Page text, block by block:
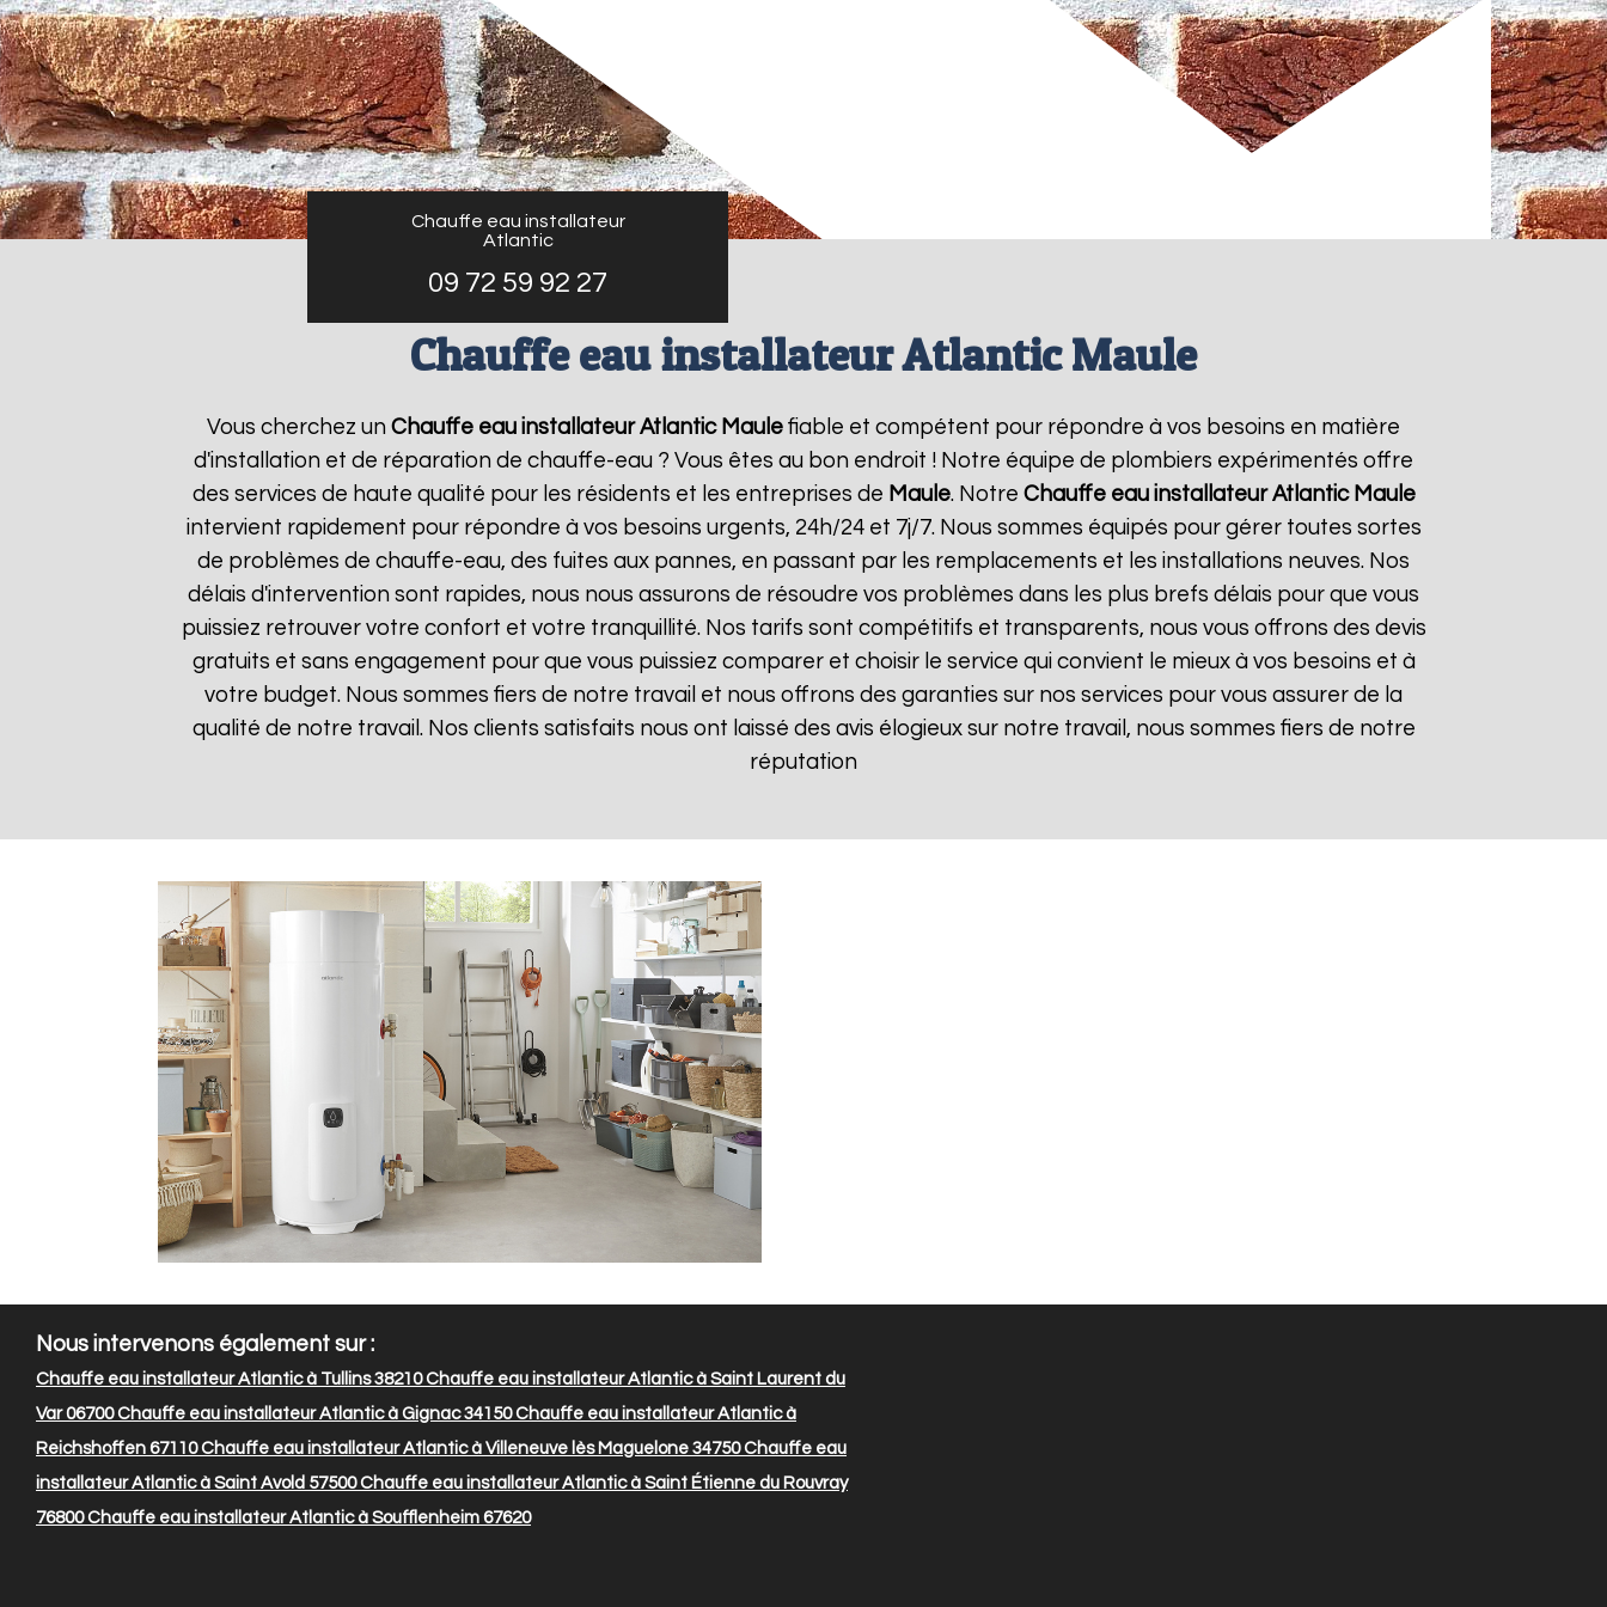
Chauffe eau installateur
Atlantic
09 72 59 92 27
Chauffe eau installateur Atlantic Maule
Vous cherchez un Chauffe eau installateur Atlantic Maule fiable et compétent pour répondre à vos besoins en matière
d'installation et de réparation de chauffe-eau ? Vous êtes au bon endroit ! Notre équipe de plombiers expérimentés offre
des services de haute qualité pour les résidents et les entreprises de Maule. Notre Chauffe eau installateur Atlantic Maule
intervient rapidement pour répondre à vos besoins urgents, 24h/24 et 7j/7. Nous sommes équipés pour gérer toutes sortes
de problèmes de chauffe-eau, des fuites aux pannes, en passant par les remplacements et les installations neuves. Nos
délais d'intervention sont rapides, nous nous assurons de résoudre vos problèmes dans les plus brefs délais pour que vous
puissiez retrouver votre confort et votre tranquillité. Nos tarifs sont compétitifs et transparents, nous vous offrons des devis
gratuits et sans engagement pour que vous puissiez comparer et choisir le service qui convient le mieux à vos besoins et à
votre budget. Nous sommes fiers de notre travail et nous offrons des garanties sur nos services pour vous assurer de la
qualité de notre travail. Nos clients satisfaits nous ont laissé des avis élogieux sur notre travail, nous sommes fiers de notre
réputation
Nous intervenons également sur :
Chauffe eau installateur Atlantic à Tullins 38210Chauffe eau installateur Atlantic à Saint Laurent du
Var 06700Chauffe eau installateur Atlantic à Gignac 34150Chauffe eau installateur Atlantic à
Reichshoffen 67110Chauffe eau installateur Atlantic à Villeneuve lès Maguelone 34750Chauffe eau
installateur Atlantic à Saint Avold 57500Chauffe eau installateur Atlantic à Saint Étienne du Rouvray
76800Chauffe eau installateur Atlantic à Soufflenheim 67620